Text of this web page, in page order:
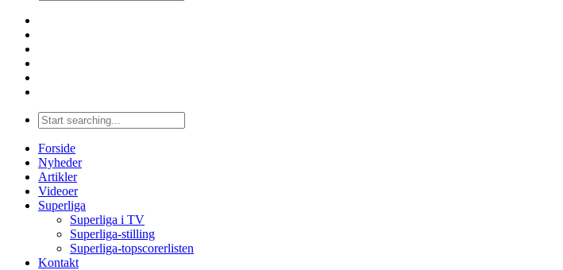
Forside
Nyheder
Artikler
Videoer
Superliga
Superliga i TV
Superliga-stilling
Superliga-topscorerlisten
Kontakt